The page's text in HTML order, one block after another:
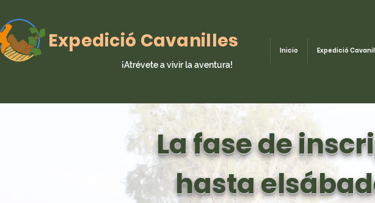
Expedició Cavanilles
¡Atrévete a vivir la aventura!
Inicio Expedició
La fase de
hasta